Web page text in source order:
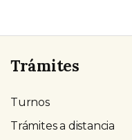
Trámites
Turnos
Trámites a distancia